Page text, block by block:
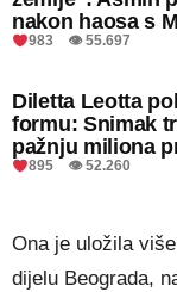
nakon haosa s
983 👁 55.697
Diletta Leotta
formu: Snimak
pažnju miliona
895 👁 52.260
Ona je uložila
dijelu Beograda,